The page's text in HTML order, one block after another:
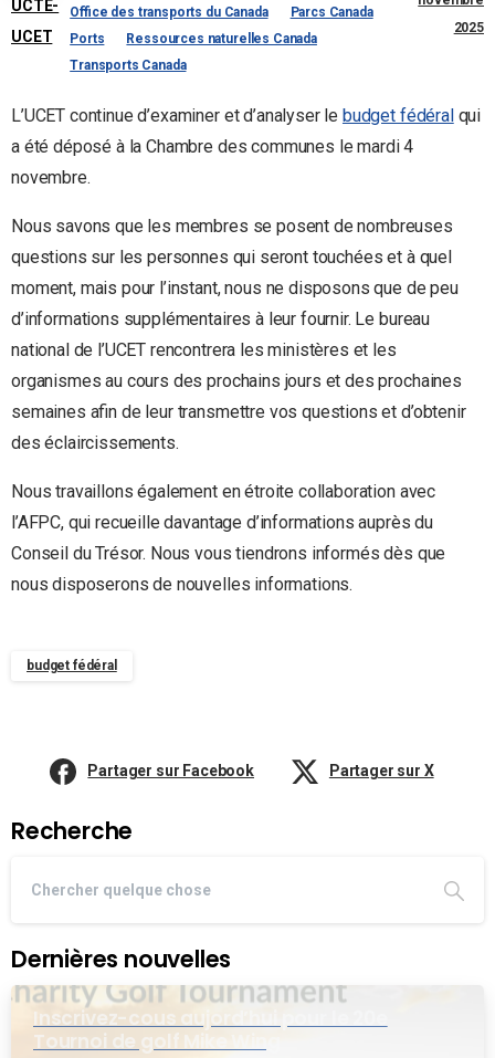
UCTE-
UCET
Office des transports du Canada
Parcs Canada
Ports
Ressources naturelles Canada
Transports Canada
2025
L’UCET continue d’examiner et d’analyser le budget fédéral qui
a été déposé à la Chambre des communes le mardi 4
novembre.
Nous savons que les membres se posent de nombreuses
questions sur les personnes qui seront touchées et à quel
moment, mais pour l’instant, nous ne disposons que de peu
d’informations supplémentaires à leur fournir. Le bureau
national de l’UCET rencontrera les ministères et les
organismes au cours des prochains jours et des prochaines
semaines afin de leur transmettre vos questions et d’obtenir
des éclaircissements.
Nous travaillons également en étroite collaboration avec
l’AFPC, qui recueille davantage d’informations auprès du
Conseil du Trésor. Nous vous tiendrons informés dès que
nous disposerons de nouvelles informations.
budget fédéral
Partager sur Facebook Partager sur X
Recherche
Dernières nouvelles
Inscrivez-cous aujord’hui pour le 20e
Tournoi de golf Mike Wing